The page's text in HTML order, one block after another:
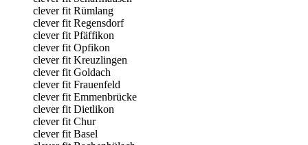
clever fit Rümlang
clever fit Regensdorf
clever fit Pfäffikon
clever fit Opfikon
clever fit Kreuzlingen
clever fit Goldach
clever fit Frauenfeld
clever fit Emmenbrücke
clever fit Dietlikon
clever fit Chur
clever fit Basel